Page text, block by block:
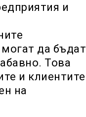
и
да бъдат
Това
и клиентите
на